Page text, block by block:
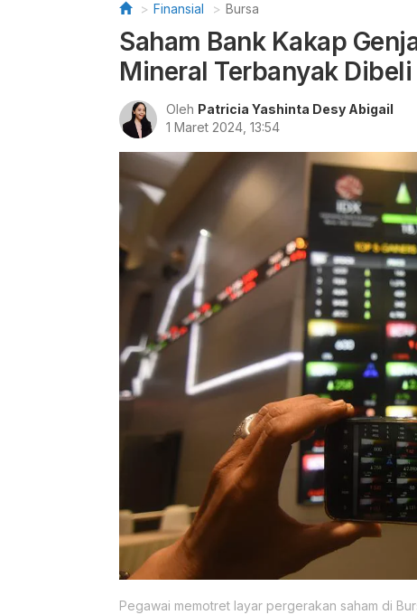
Finansial Bursa
Saham Bank Kakap
Mineral Terbanyak Dibeli
Oleh Patricia Yashinta Desy Abigail
1 Maret 2024, 13:54
Pegawai memotret layar pergerakan saham di